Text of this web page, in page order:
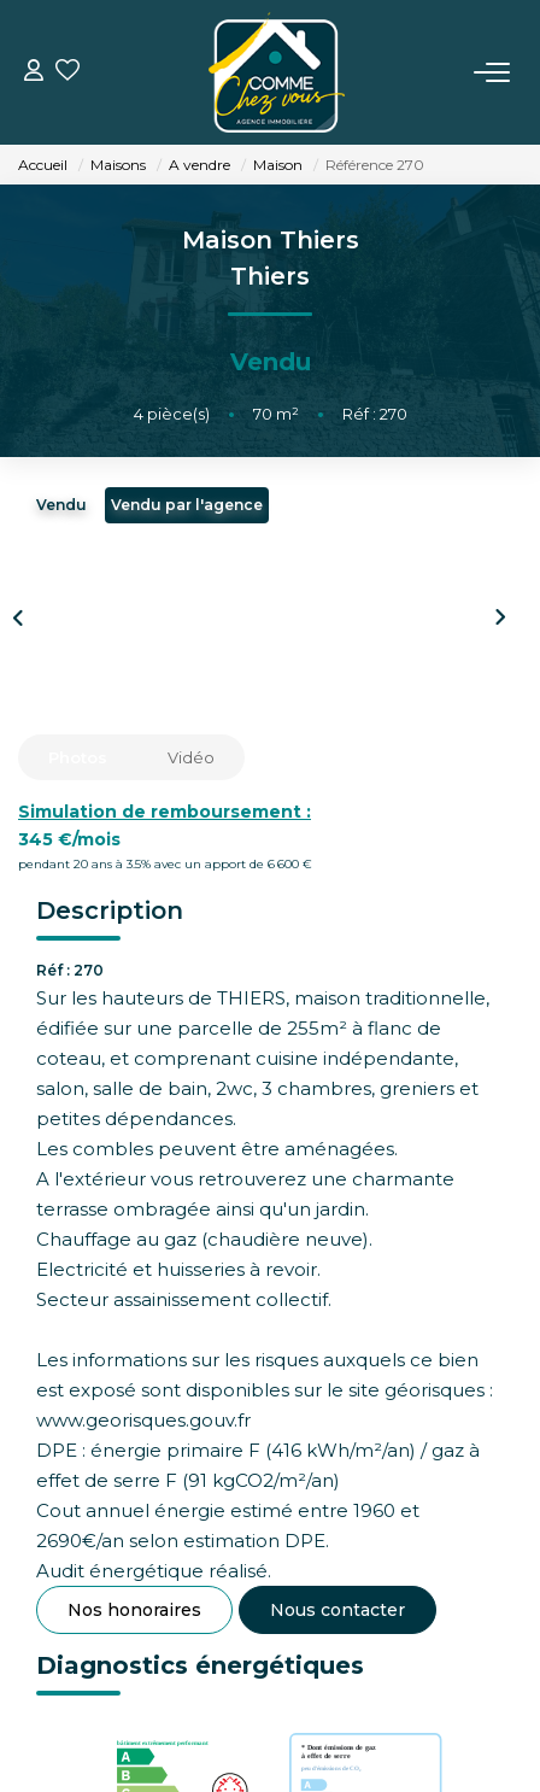
VENTE
LOCATION
ESTIMATION
L'AGENCE
TÉMOIGNAGES
Accueil Maisons A vendre Maison Référence 270
Maison Thiers
Thiers
Vendu
4pièce(s) • 70 m² • Réf : 270
Vendu Vendu par l'agence
Simulation de remboursement :
345 €/mois
pendant 20 ans à 3.5% avec un apport de 6 600 €
Vidéo
Description
Réf : 270
Sur les hauteurs de THIERS, maison traditionnelle,
édifiée sur une parcelle de 255m² à flanc de
coteau, et comprenant cuisine indépendante,
salon, salle de bain, 2wc, 3 chambres, greniers et
petites dépendances.
Les combles peuvent être aménagées.
A l'extérieur vous retrouverez une charmante
terrasse ombragée ainsi qu'un jardin.
Chauffage au gaz (chaudière neuve).
Electricité et huisseries à revoir.
Secteur assainissement collectif.
Les informations sur les risques auxquels ce bien
est exposé sont disponibles sur le site géorisques :
www.georisques.gouv.fr
DPE : énergie primaire F (416 kWh/m²/an) / gaz à
effet de serre F (91 kgCO2/m²/an)
Cout annuel énergie estimé entre 1960 et
2690€/an selon estimation DPE.
Audit énergétique réalisé.
Nos honoraires Nous contacter
Diagnostics énergétiques